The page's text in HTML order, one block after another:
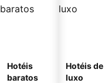
Hotéis
baratos
Hotéis de
luxo